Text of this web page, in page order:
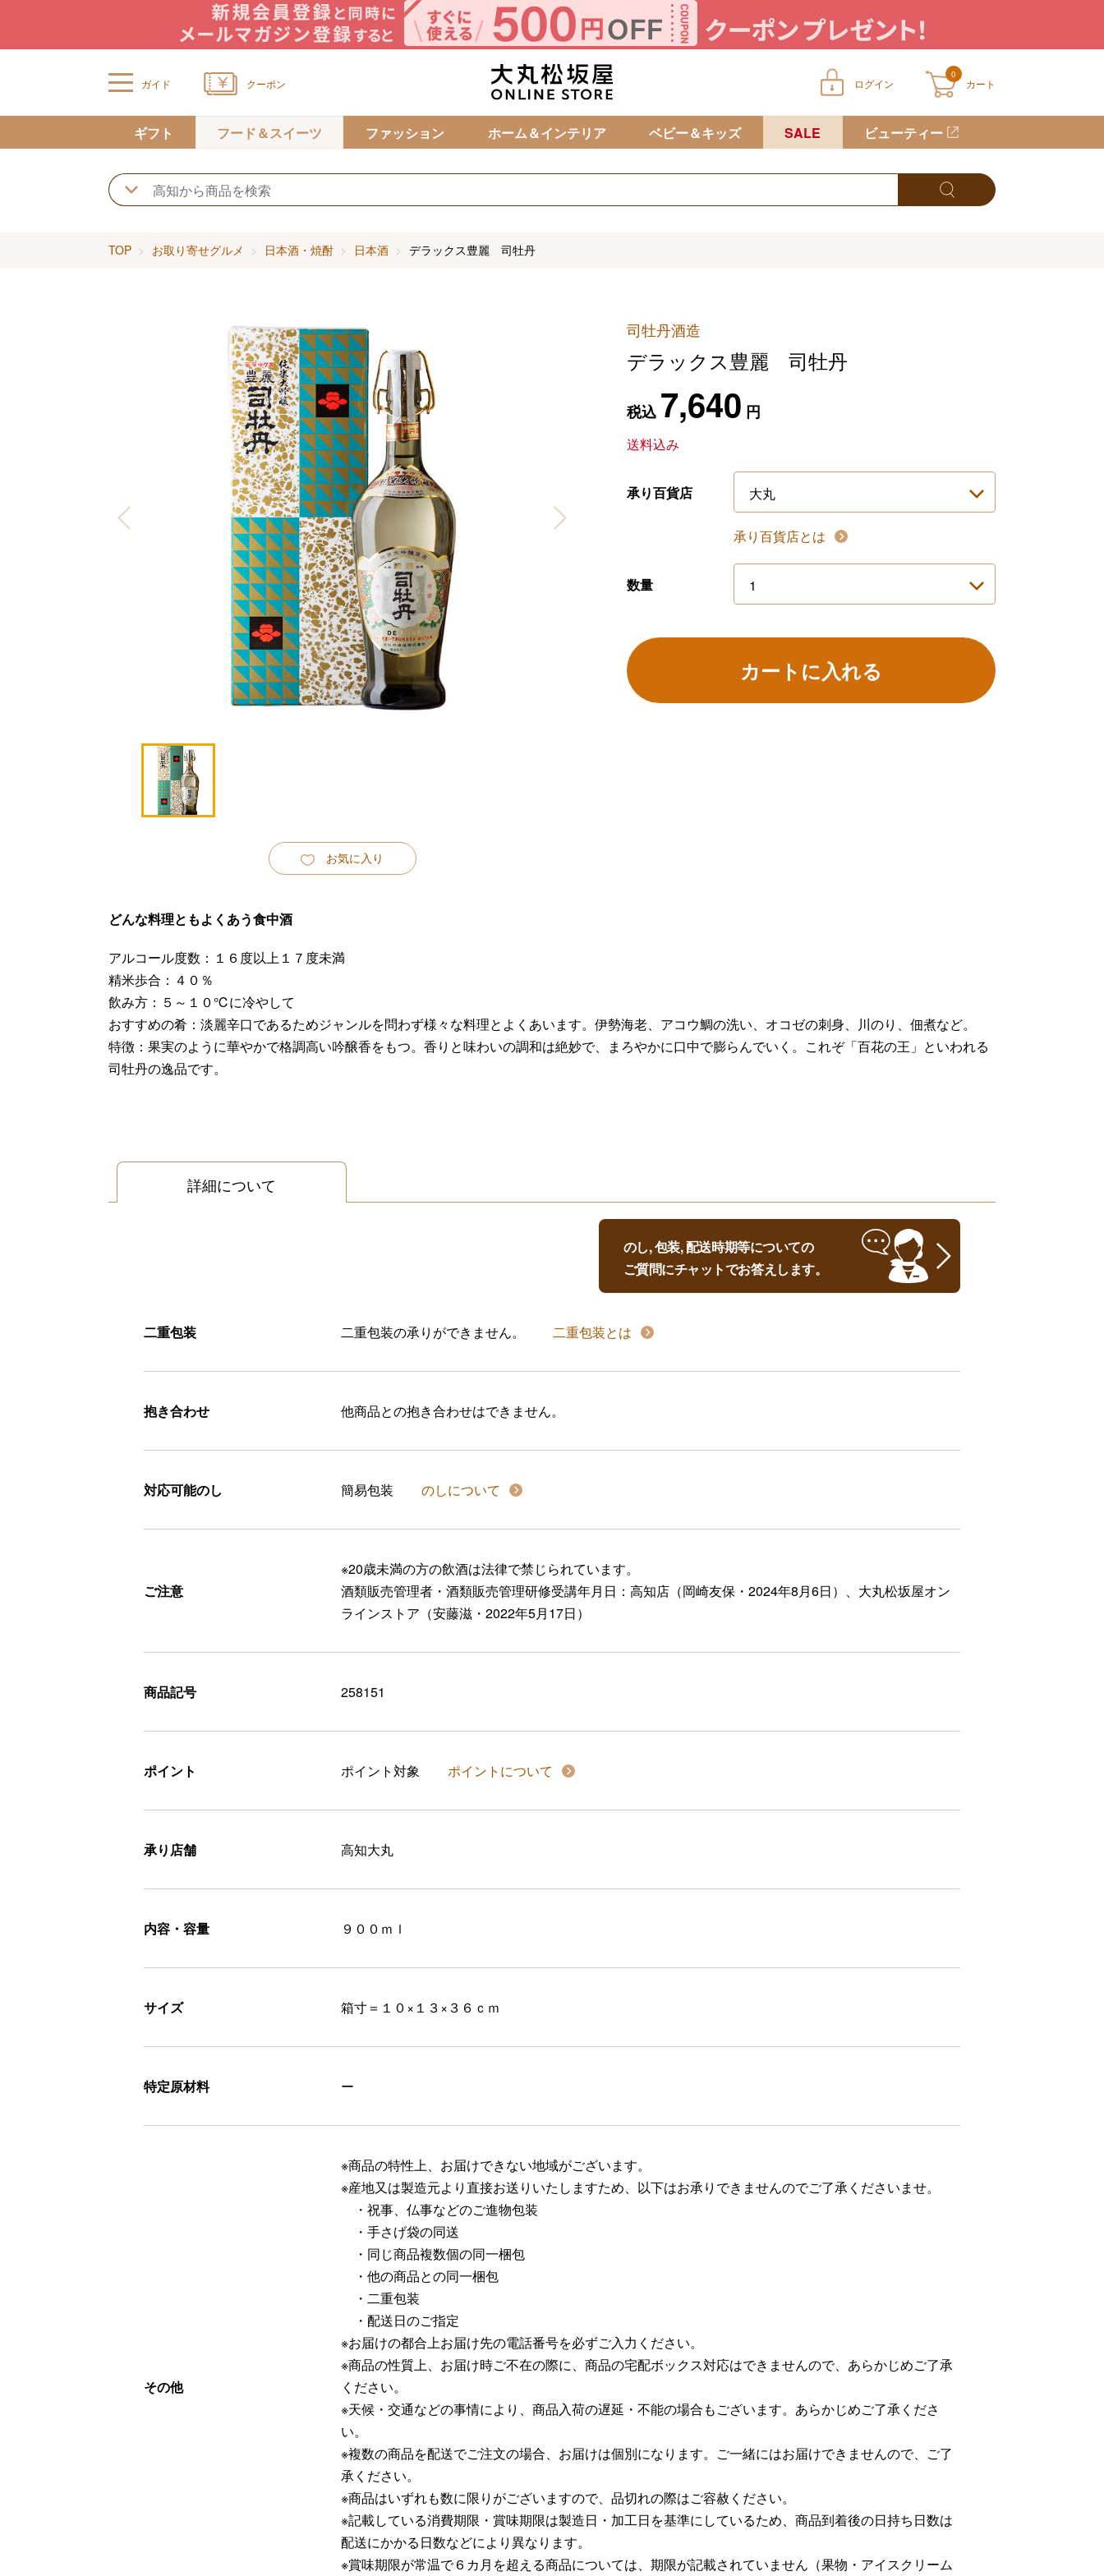
ガイド クーポン ログイン
0
カート
カートに商品が入っていません
ギフト フード＆スイーツ ファッション ホーム＆インテリア ベビー＆キッズ SALE ビューティー
TOP お取り寄せグルメ 日本酒・焼酎 日本酒 デラックス豊麗 司牡丹
お気に入り
司牡丹酒造
デラックス豊麗 司牡丹
税込7,640 円
送料込み
承り百貨店
承り百貨店とは
数量
カートに入れる
どんな料理ともよくあう食中酒
アルコール度数：１６度以上１７度未満
精米歩合：４０％
飲み方：５～１０℃に冷やして
おすすめの肴：淡麗辛口であるためジャンルを問わず様々な料理とよくあいます。伊勢海老、アコウ鯛の洗い、オコゼの刺身、川のり、佃煮など。
特徴：果実のように華やかで格調高い吟醸香をもつ。香りと味わいの調和は絶妙で、まろやかに口中で膨らんでいく。これぞ「百花の王」といわれる
司牡丹の逸品です。
詳細について
のし, 包装, 配送時期等についての
ご質問にチャットでお答えします。
二重包装 二重包装の承りができません。 二重包装とは
抱き合わせ 他商品との抱き合わせはできません。
対応可能のし 簡易包装 のしについて
ご注意
※20歳未満の方の飲酒は法律で禁じられています。
酒類販売管理者・酒類販売管理研修受講年月日：高知店（岡崎友保・2024年8月6日）、大丸松坂屋オン
ラインストア（安藤滋・2022年5月17日）
商品記号 258151
ポイント ポイント対象 ポイントについて
承り店舗 高知大丸
内容・容量 ９００ｍｌ
サイズ 箱寸＝１０×１３×３６ｃｍ
特定原材料 ー
その他
※商品の特性上、お届けできない地域がございます。
※産地又は製造元より直接お送りいたしますため、以下はお承りできませんのでご了承くださいませ。
・祝事、仏事などのご進物包装
・手さげ袋の同送
・同じ商品複数個の同一梱包
・他の商品との同一梱包
・二重包装
・配送日のご指定
※お届けの都合上お届け先の電話番号を必ずご入力ください。
※商品の性質上、お届け時ご不在の際に、商品の宅配ボックス対応はできませんので、あらかじめご了承
ください。
※天候・交通などの事情により、商品入荷の遅延・不能の場合もございます。あらかじめご了承くださ
い。
※複数の商品を配送でご注文の場合、お届けは個別になります。ご一緒にはお届けできませんので、ご了
承ください。
※商品はいずれも数に限りがございますので、品切れの際はご容赦ください。
※記載している消費期限・賞味期限は製造日・加工日を基準にしているため、商品到着後の日持ち日数は
配送にかかる日数などにより異なります。
※賞味期限が常温で６カ月を超える商品については、期限が記載されていません（果物・アイスクリーム